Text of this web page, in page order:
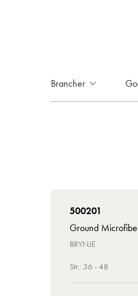
Brancher
500201
Ground
BRYNJE
Str.: 36 - 48